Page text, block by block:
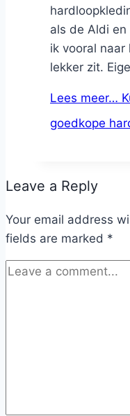
als de Aldi
ik vooral
lekker zit.
Lees meer…
goedkope
Leave a Reply
Your email address
fields are marked *